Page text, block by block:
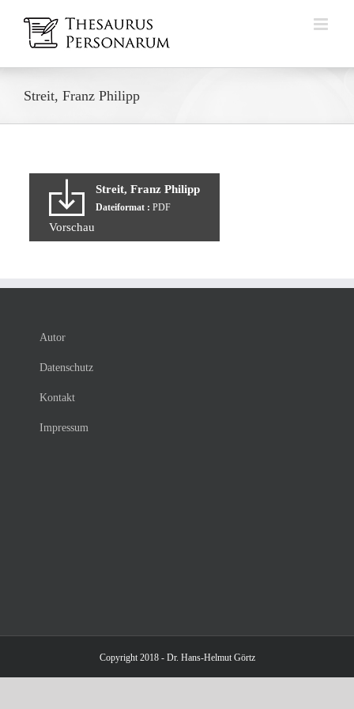
Inhalt
springen
Streit, Franz Philipp
Streit, Franz Philipp
Dateiformat : PDF
Vorschau
Autor
Datenschutz
Kontakt
Impressum
Copyright 2018 - Dr. Hans-Helmut Görtz